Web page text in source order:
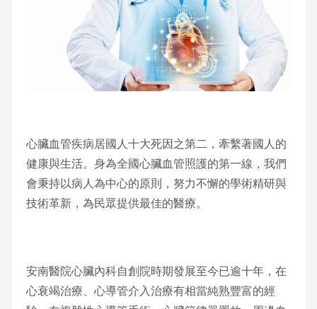
心臟血管疾病居國人十大死因之第二，牽繫著國人的
健康與生活。身為全國心臟血管照護的第一線，我們
會秉持以病人為中心的原則，努力不懈的學術精研與
技術革新，為民眾提供最佳的醫療。
安南醫院心臟內科自創院時期發展至今已逾十年，在
心衰竭治療、心導管介入治療有相當純熟豐富的經